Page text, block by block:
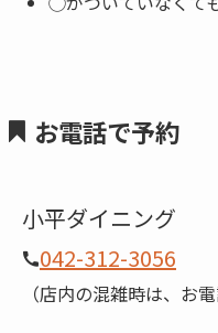
お電話で予約
小平ダイニング
042-312-3056
（店内の混雑時は、お